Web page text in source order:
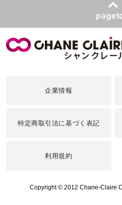
企業情報
特定商取引法に基づく表記
利用規約
Copyright © 2012 Chane-Claire